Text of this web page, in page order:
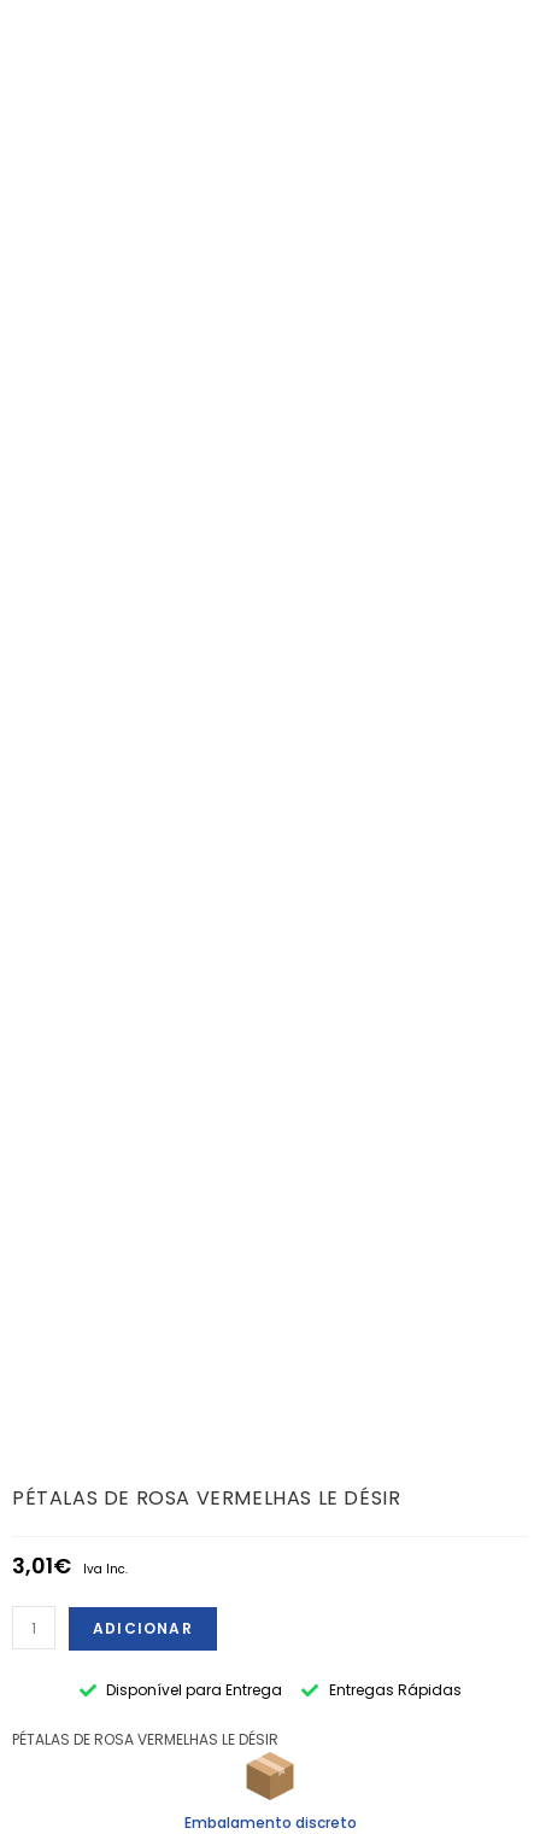
PÉTALAS DE ROSA VERMELHAS LE DÉSIR
3,01€ Iva Inc.
ADICIONAR
Disponível para Entrega Entregas Rápidas
PÉTALAS DE ROSA VERMELHAS LE DÉSIR
Embalamento discreto